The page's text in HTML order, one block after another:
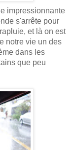
impressionnante
s'arrête pour
et là on est
notre vie un des
dans les
que peu